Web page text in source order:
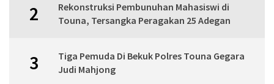
2
Rekonstruksi Pembunuhan Mahasiswi di
Touna, Tersangka Peragakan 25 Adegan
3
Tiga Pemuda Di Bekuk Polres Touna Gegara
Judi Mahjong